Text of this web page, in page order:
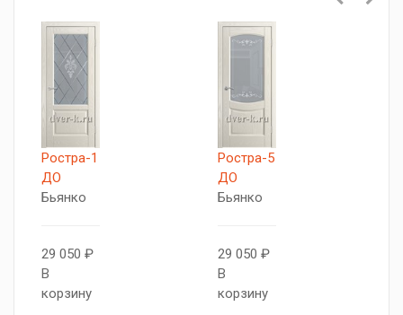
Ростра-1
ДО
Бьянко
29 050 ₽
В
корзину
Ростра-5
ДО
Бьянко
29 050 ₽
В
корзину